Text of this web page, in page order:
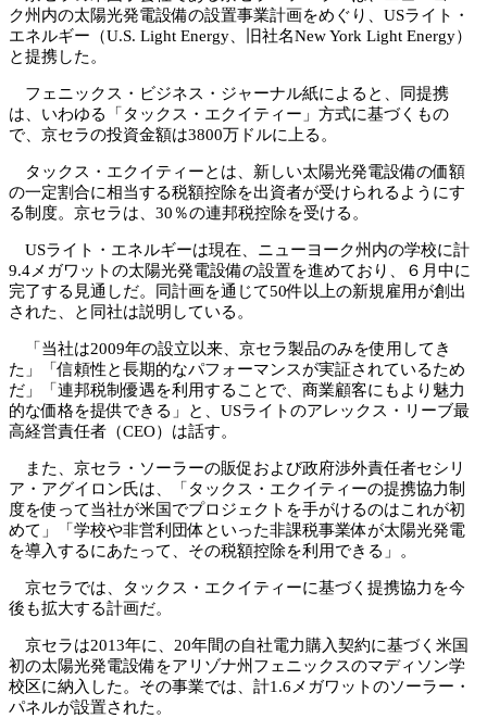
ク州内の太陽光発電設備の設置事業計画をめぐり、USライト・
エネルギー（U.S. Light Energy、旧社名New York Light Energy）
と提携した。
フェニックス・ビジネス・ジャーナル紙によると、同提携
は、いわゆる「タックス・エクイティー」方式に基づくもの
で、京セラの投資金額は3800万ドルに上る。
タックス・エクイティーとは、新しい太陽光発電設備の価額
の一定割合に相当する税額控除を出資者が受けられるようにす
る制度。京セラは、30％の連邦税控除を受ける。
USライト・エネルギーは現在、ニューヨーク州内の学校に計
9.4メガワットの太陽光発電設備の設置を進めており、６月中に
完了する見通しだ。同計画を通じて50件以上の新規雇用が創出
された、と同社は説明している。
「当社は2009年の設立以来、京セラ製品のみを使用してき
た」「信頼性と長期的なパフォーマンスが実証されているため
だ」「連邦税制優遇を利用することで、商業顧客にもより魅力
的な価格を提供できる」と、USライトのアレックス・リーブ最
高経営責任者（CEO）は話す。
また、京セラ・ソーラーの販促および政府渉外責任者セシリ
ア・アグイロン氏は、「タックス・エクイティーの提携協力制
度を使って当社が米国でプロジェクトを手がけるのはこれが初
めて」「学校や非営利団体といった非課税事業体が太陽光発電
を導入するにあたって、その税額控除を利用できる」。
京セラでは、タックス・エクイティーに基づく提携協力を今
後も拡大する計画だ。
京セラは2013年に、20年間の自社電力購入契約に基づく米国
初の太陽光発電設備をアリゾナ州フェニックスのマディソン学
校区に納入した。その事業では、計1.6メガワットのソーラー・
パネルが設置された。